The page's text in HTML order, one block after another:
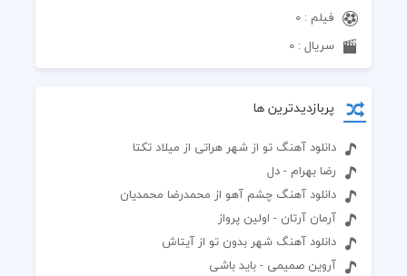
فیلم : 0
سریال : 0
پربازدیدترین ها
دانلود آهنگ تو از شهر هراتی از میلاد تکتا
رضا بهرام - دل
دانلود آهنگ چشم آهو از محمدرضا محمدیان
آرمان آرتان - اولین پرواز
دانلود آهنگ شهر بدون تو از آیتاش
آروین صمیمی - باید باشی